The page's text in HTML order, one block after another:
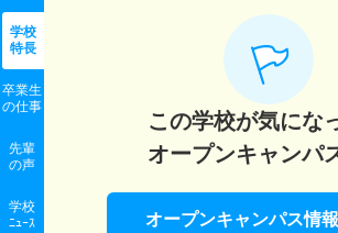
学校
特長
卒業生
の仕事
先輩
の声
学校
ﾆｭｰｽ
この学校が気にな
オープンキャンパ
オープンキャンパス情